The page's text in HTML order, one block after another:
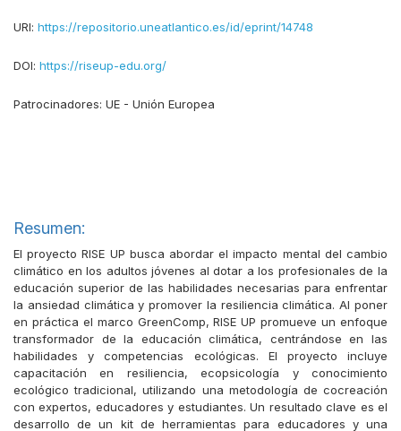
URI: https://repositorio.uneatlantico.es/id/eprint/14748
DOI: https://riseup-edu.org/
Patrocinadores: UE - Unión Europea
Resumen:
El proyecto RISE UP busca abordar el impacto mental del cambio
climático en los adultos jóvenes al dotar a los profesionales de la
educación superior de las habilidades necesarias para enfrentar
la ansiedad climática y promover la resiliencia climática. Al poner
en práctica el marco GreenComp, RISE UP promueve un enfoque
transformador de la educación climática, centrándose en las
habilidades y competencias ecológicas. El proyecto incluye
capacitación en resiliencia, ecopsicología y conocimiento
ecológico tradicional, utilizando una metodología de cocreación
con expertos, educadores y estudiantes. Un resultado clave es el
desarrollo de un kit de herramientas para educadores y una